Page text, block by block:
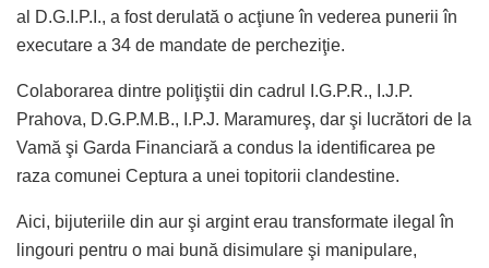
al D.G.I.P.I., a fost derulată o acţiune în vederea punerii în
executare a 34 de mandate de percheziţie.
Colaborarea dintre poliţiştii din cadrul I.G.P.R., I.J.P.
Prahova, D.G.P.M.B., I.P.J. Maramureş, dar şi lucrători de la
Vamă şi Garda Financiară a condus la identificarea pe
raza comunei Ceptura a unei topitorii clandestine.
Aici, bijuteriile din aur şi argint erau transformate ilegal în
lingouri pentru o mai bună disimulare şi manipulare,